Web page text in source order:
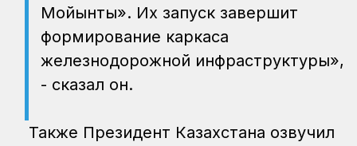
Мойынты». Их запуск завершит
формирование каркаса
железнодорожной инфраструктуры»,
- сказал он.
Также Президент Казахстана озвучил